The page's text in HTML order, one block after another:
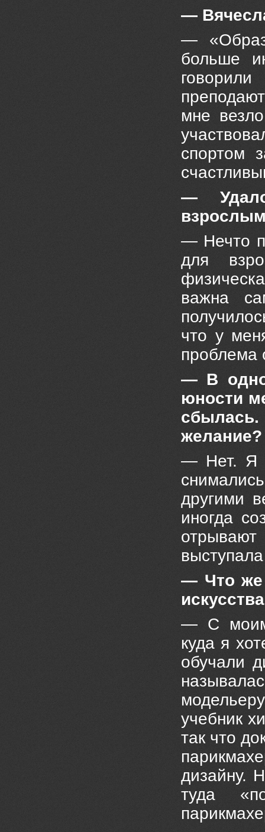
—
—
больше
мне
спортом
—
— Нечто
для
важна
что у
проблема
— В
юности
желание?
— Нет. Я
другими
иногда
— Что же
— С моим
куда я
обучали
учебник
так что
дизайну.
туда